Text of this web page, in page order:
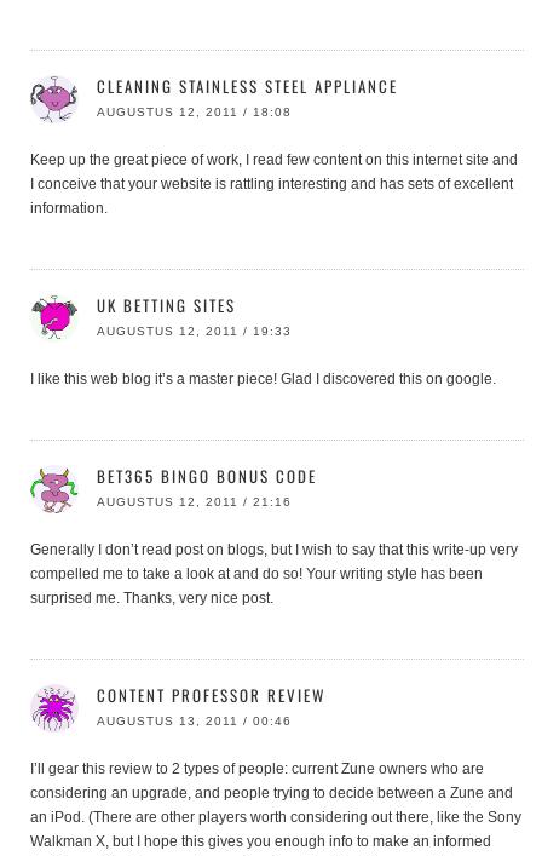
CLEANING STAINLESS STEEL APPLIANCE
AUGUSTUS 12, 2011 / 18:08
Keep up the great piece of work, I read few content on this internet site and
I conceive that your website is rattling interesting and has sets of excellent
information.
UK BETTING SITES
AUGUSTUS 12, 2011 / 19:33
I like this web blog it’s a master piece! Glad I discovered this on google.
BET365 BINGO BONUS CODE
AUGUSTUS 12, 2011 / 21:16
Generally I don’t read post on blogs, but I wish to say that this write-up very
compelled me to take a look at and do so! Your writing style has been
surprised me. Thanks, very nice post.
CONTENT PROFESSOR REVIEW
AUGUSTUS 13, 2011 / 00:46
I’ll gear this review to 2 types of people: current Zune owners who are
considering an upgrade, and people trying to decide between a Zune and
an iPod. (There are other players worth considering out there, like the Sony
Walkman X, but I hope this gives you enough info to make an informed